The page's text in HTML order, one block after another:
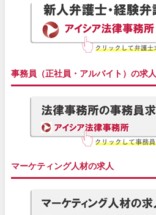
事務員（正社員・アルバイト）の求人
マーケティング人材の求人